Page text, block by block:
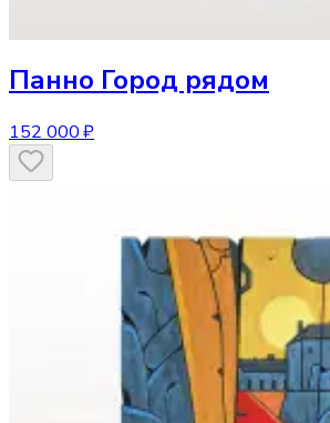
Панно Город рядом
152 000 ₽